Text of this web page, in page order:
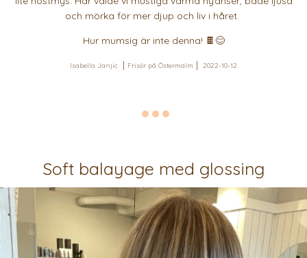
och mörka för mer djup och liv i håret.
Hur mumsig är inte denna! 🍫😊
Isabella Janjic Frisör på Östermalm 2022-10-12
Soft balayage med glossing